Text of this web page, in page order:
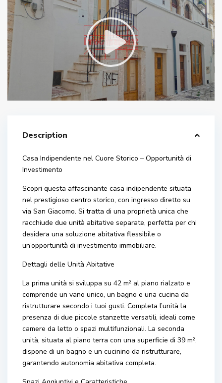
Description
Casa Indipendente nel Cuore Storico – Opportunità di
Investimento
Scopri questa affascinante casa indipendente situata
nel prestigioso centro storico, con ingresso diretto su
via San Giacomo. Si tratta di una proprietà unica che
racchiude due unità abitative separate, perfetta per chi
desidera una soluzione abitativa flessibile o
un’opportunità di investimento immobiliare.
Dettagli delle Unità Abitative
La prima unità si sviluppa su 42 m² al piano rialzato e
comprende un vano unico, un bagno e una cucina da
ristrutturare secondo i tuoi gusti. Completa l’unità la
presenza di due piccole stanzette versatili, ideali come
camere da letto o spazi multifunzionali. La seconda
unità, situata al piano terra con una superficie di 39 m²,
dispone di un bagno e un cucinino da ristrutturare,
garantendo autonomia abitativa completa.